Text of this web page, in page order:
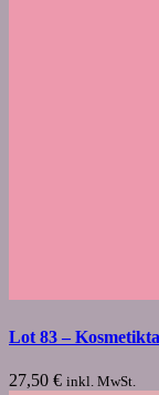
Lot 83 –
27,50 € inkl. MwSt.